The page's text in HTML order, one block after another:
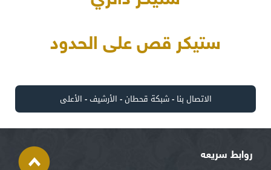
ستيكر قص على الحدود
الاتصال بنا -شبكة قحطان- الأرشيف- الأعلى
روابط سريعه